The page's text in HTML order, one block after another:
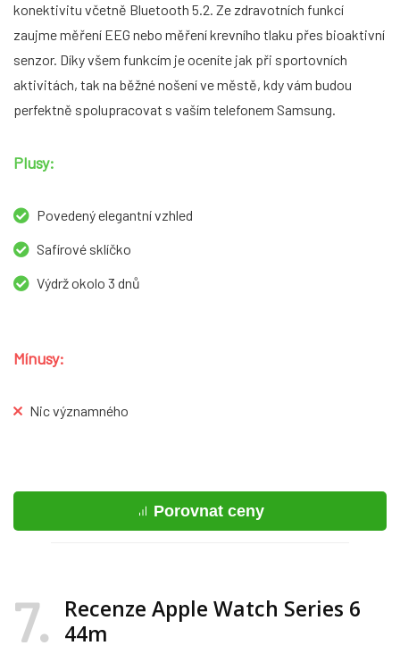
konektivitu včetně Bluetooth 5.2. Ze zdravotních funkcí
zaujme měření EEG nebo měření krevního tlaku přes bioaktivní
senzor. Díky všem funkcím je oceníte jak při sportovních
aktivitách, tak na běžné nošení ve městě, kdy vám budou
perfektně spolupracovat s vaším telefonem Samsung.
Plusy:
Povedený elegantní vzhled
Safírové sklíčko
Výdrž okolo 3 dnů
Mínusy:
Nic významného
Porovnat ceny
7
Recenze Apple Watch Series 6
44m